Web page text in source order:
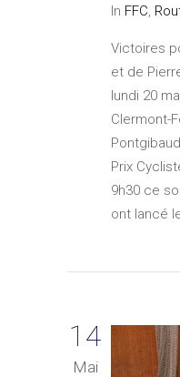
In FFC,
Victoires
et de
lundi 20
Clermont-
Prix
9h30 ce
ont lancé
14
Mai